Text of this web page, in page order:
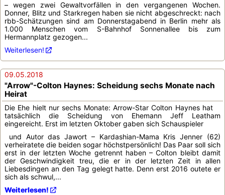
– wegen zwei Gewaltvorfällen in den vergangenen Wochen.
Donner, Blitz und Starkregen haben sie nicht abgeschreckt: nach
rbb-Schätzungen sind am Donnerstagabend in Berlin mehr als
1.000 Menschen vom S-Bahnhof Sonnenallee bis zum
Hermannplatz gezogen...
Weiterlesen!
09.05.2018
"Arrow"-Colton Haynes: Scheidung sechs Monate nach
Heirat
Die Ehe hielt nur sechs Monate: Arrow-Star Colton Haynes hat
tatsächlich die Scheidung von Ehemann Jeff Leatham
eingereicht. Erst im letzten Oktober gaben sich Schauspieler
und Autor das Jawort – Kardashian-Mama Kris Jenner (62)
verheiratete die beiden sogar höchstpersönlich! Das Paar soll sich
erst in der letzten Woche getrennt haben – Colton bleibt damit
der Geschwindigkeit treu, die er in der letzten Zeit in allen
Liebesdingen an den Tag gelegt hatte. Denn erst 2016 outete er
sich als schwul,...
Weiterlesen!